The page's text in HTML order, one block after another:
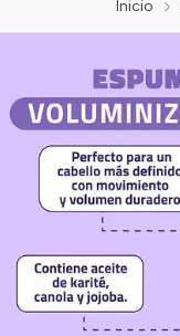
Inicio